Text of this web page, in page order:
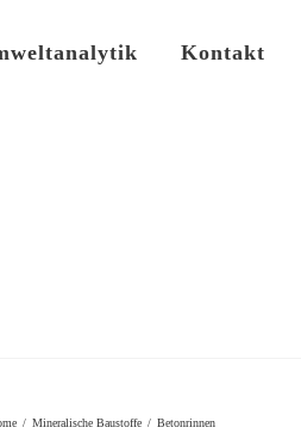
Kontakt
/ Mineralische Baustoffe / Betonrinnen